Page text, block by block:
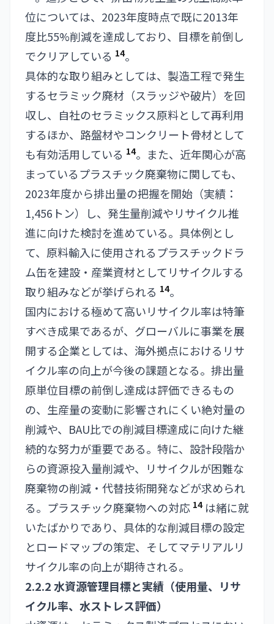
位については、2023年度時点で既に2013年
度比55%削減を達成しており、目標を前倒し
でクリアしている 14。
具体的な取り組みとしては、製造工程で発生
するセラミック廃材（スラッジや破片）を回
収し、自社のセラミックス原料として再利用
するほか、路盤材やコンクリート骨材として
も有効活用している 14。また、近年関心が高
まっているプラスチック廃棄物に関しても、
2023年度から排出量の把握を開始（実績：
1,456トン）し、発生量削減やリサイクル推
進に向けた検討を進めている。具体例とし
て、原料輸入に使用されるプラスチックドラ
ム缶を建設・産業資材としてリサイクルする
取り組みなどが挙げられる 14。
国内における極めて高いリサイクル率は特筆
すべき成果であるが、グローバルに事業を展
開する企業としては、海外拠点におけるリサ
イクル率の向上が今後の課題となる。排出量
原単位目標の前倒し達成は評価できるもの
の、生産量の変動に影響されにくい絶対量の
削減や、BAU比での削減目標達成に向けた継
続的な努力が重要である。特に、設計段階か
らの資源投入量削減や、リサイクルが困難な
廃棄物の削減・代替技術開発などが求められ
る。プラスチック廃棄物への対応 14は緒に就
いたばかりであり、具体的な削減目標の設定
とロードマップの策定、そしてマテリアルリ
サイクル率の向上が期待される。
2.2.2 水資源管理目標と実績（使用量、リサ
イクル率、水ストレス評価）